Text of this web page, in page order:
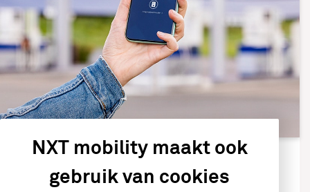
Haal meer uit je netaansluiting
NXT mobility maakt ook
gebruik van cookies